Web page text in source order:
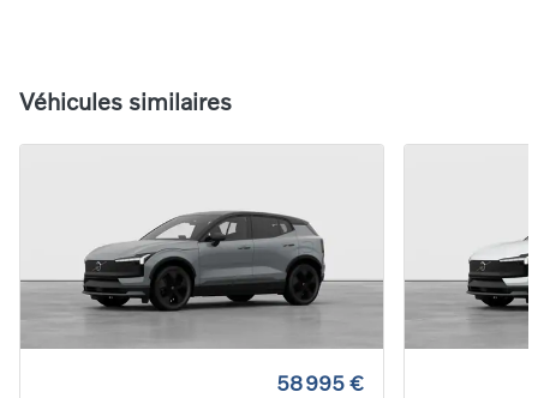
Véhicules similaires
58 995 €